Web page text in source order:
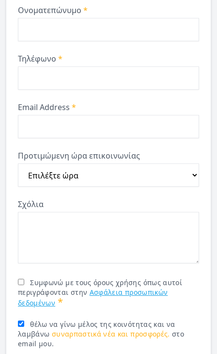
Ονοματεπώνυμο *
Τηλέφωνο *
Email Address *
Προτιμώμενη ώρα επικοινωνίας
Σχόλια
Συμφωνώ με τους όρους χρήσης όπως αυτοί
περιγράφονται στην Ασφάλεια προσωπικών
δεδομένων *
θέλω να γίνω μέλος της κοινότητας και να
λαμβάνω συναρπαστικά νέα και προσφορές. στο
email μου.